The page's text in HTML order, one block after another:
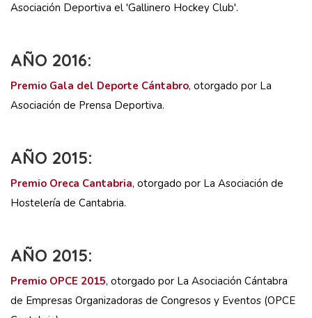
Asociación Deportiva el 'Gallinero Hockey Club'.
AÑO 2016:
Premio Gala del Deporte Cántabro, otorgado por La
Asociación de Prensa Deportiva.
AÑO 2015:
Premio Oreca Cantabria, otorgado por La Asociación de
Hostelería de Cantabria.
AÑO 2015:
Premio OPCE 2015, otorgado por La Asociación Cántabra
de Empresas Organizadoras de Congresos y Eventos (OPCE